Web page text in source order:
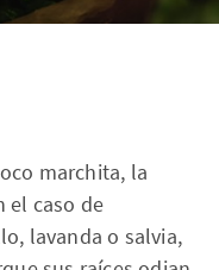
marchita, la
el caso de
lavanda o salvia,